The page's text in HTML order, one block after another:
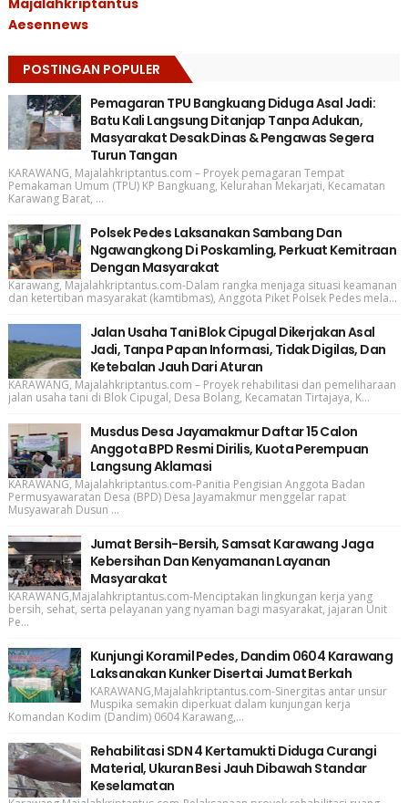
Majalahkriptantus
Aesennews
POSTINGAN POPULER
Pemagaran TPU Bangkuang Diduga Asal Jadi:
Batu Kali Langsung Ditanjap Tanpa Adukan,
Masyarakat Desak Dinas & Pengawas Segera
Turun Tangan
KARAWANG, Majalahkriptantus.com – Proyek pemagaran Tempat
Pemakaman Umum (TPU) KP Bangkuang, Kelurahan Mekarjati, Kecamatan
Karawang Barat, ...
Polsek Pedes Laksanakan Sambang Dan
Ngawangkong Di Poskamling, Perkuat Kemitraan
Dengan Masyarakat
Karawang, Majalahkriptantus.com-Dalam rangka menjaga situasi keamanan
dan ketertiban masyarakat (kamtibmas), Anggota Piket Polsek Pedes mela...
Jalan Usaha Tani Blok Cipugal Dikerjakan Asal
Jadi, Tanpa Papan Informasi, Tidak Digilas, Dan
Ketebalan Jauh Dari Aturan
KARAWANG, Majalahkriptantus.com – Proyek rehabilitasi dan pemeliharaan
jalan usaha tani di Blok Cipugal, Desa Bolang, Kecamatan Tirtajaya, K...
Musdus Desa Jayamakmur Daftar 15 Calon
Anggota BPD Resmi Dirilis, Kuota Perempuan
Langsung Aklamasi
KARAWANG, Majalahkriptantus.com-Panitia Pengisian Anggota Badan
Permusyawaratan Desa (BPD) Desa Jayamakmur menggelar rapat
Musyawarah Dusun ...
Jumat Bersih-Bersih, Samsat Karawang Jaga
Kebersihan Dan Kenyamanan Layanan
Masyarakat
KARAWANG,Majalahkriptantus.com-Menciptakan lingkungan kerja yang
bersih, sehat, serta pelayanan yang nyaman bagi masyarakat, jajaran Unit
Pe...
Kunjungi Koramil Pedes, Dandim 0604 Karawang
Laksanakan Kunker Disertai Jumat Berkah
KARAWANG,Majalahkriptantus.com-Sinergitas antar unsur
Muspika semakin diperkuat dalam kunjungan kerja
Komandan Kodim (Dandim) 0604 Karawang,...
Rehabilitasi SDN 4 Kertamukti Diduga Curangi
Material, Ukuran Besi Jauh Dibawah Standar
Keselamatan